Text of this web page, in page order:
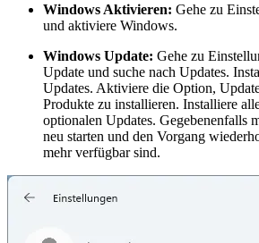
Windows Aktivieren: Gehe zu
und aktiviere Windows.
Windows Update: Gehe zu
Update und suche nach Updates.
Updates. Aktiviere die Option,
Produkte zu installieren. Installiere
optionalen Updates. Gegebenenfalls
neu starten und den Vorgang
mehr verfügbar sind.